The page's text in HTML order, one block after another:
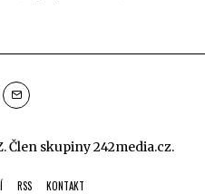
Člen skupiny242media.cz.
RSS KONTAKT